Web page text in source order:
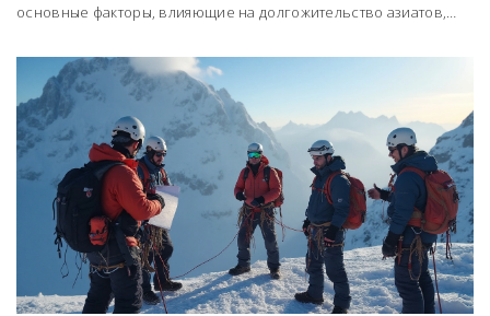
основные факторы, влияющие на долгожительство азиатов,
рассматриваются туристические маршруты по странам-
долгожителям и советы о том, как перенять их здоровые
привычки. Эти факторы могут стать отличной мотивацией для
путешествий, чтобы прикоснуться к секретам вечной
молодости.